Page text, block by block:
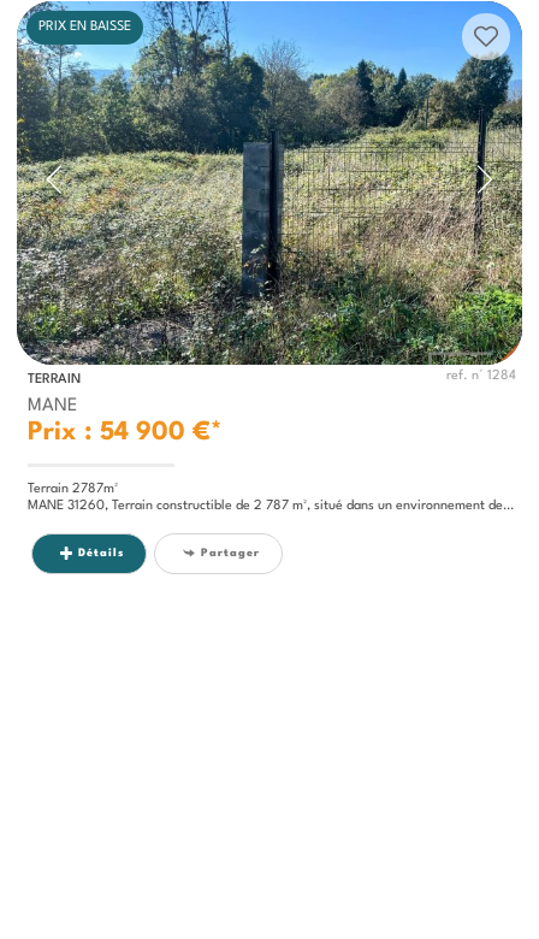
PRIX EN BAISSE
TERRAIN ref. n° 1284
MANE
Prix : 54 900 €*
Terrain 2787m²
MANE 31260, Terrain constructible de 2 787 m², situé dans un environnement de campagne. Viabilisé en eau, électricité et...
Détails Partager